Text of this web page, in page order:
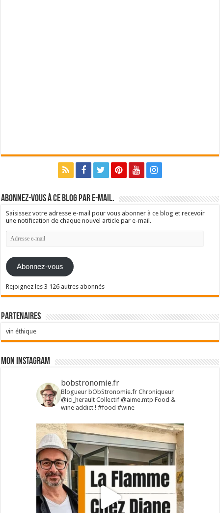
Abonnez-vous à ce blog par e-mail.
Saisissez votre adresse e-mail pour vous abonner à ce blog et recevoir
une notification de chaque nouvel article par e-mail.
Adresse
e-
Abonnez-vous
Rejoignez les 3 126 autres abonnés
Partenaires
vin éthique
Mon Instagram
bobstronomie.fr
Blogueur bObStronomie.fr Chroniqueur
@ici_heraultCollectif @aime.mtp Food &
wine addict !#food #wine